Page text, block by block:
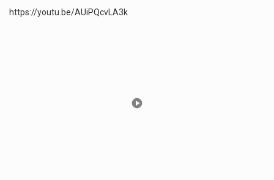
https://youtu.be/AUiPQcvLA3k